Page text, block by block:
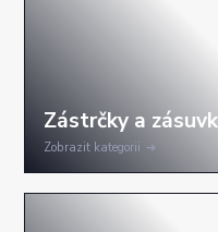
Zobrazit kategorii